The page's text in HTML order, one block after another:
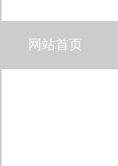
网站首页